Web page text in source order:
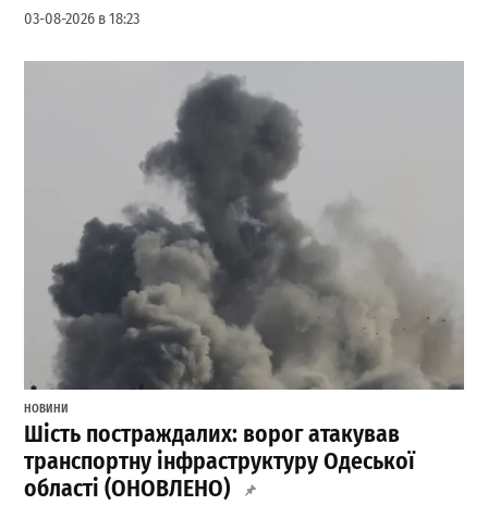
03-08-2026 в 18:23
НОВИНИ
Шість постраждалих: ворог атакував
транспортну інфраструктуру Одеської
області (ОНОВЛЕНО)